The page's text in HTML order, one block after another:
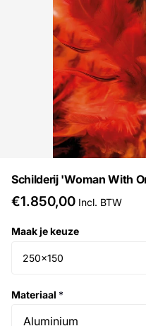
Schilderij 'Woman With
€1.850,00 Incl. BTW
Maak je keuze
Materiaal *